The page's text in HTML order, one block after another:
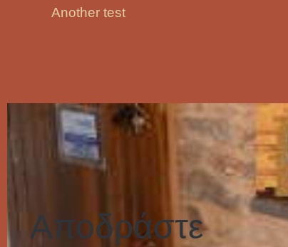
Another test
Αποδράστε